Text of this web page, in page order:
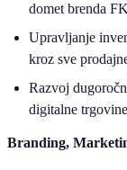
domet brenda
Upravljanje
kroz sve
Razvoj
digitalne
Branding,